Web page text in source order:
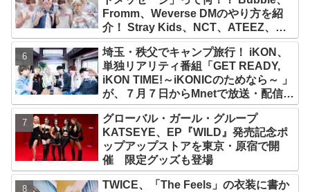
Fromm、Weverse DMのやり方を紹
介！ Stray Kids、NCT、ATEEZ、
IVE、aespa、＆TEAM…推しと直接
チャットができる
埼玉・秩父でキャンプ旅行！ iKON、
単独リアリティ番組「GET READY,
iKON TIME!～iKONICのためなら～ 」
が、７月７日からMnetで放送・配信ス
タート
グローバル・ガール・グループ
KATSEYE、EP『WILD』発売記念ポ
ップアップストアを東京・原宿で開
催 限定グッズも登場
TWICE、「The Feels」の衣装に書か